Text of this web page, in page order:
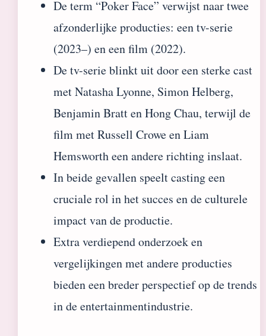
De term “Poker Face” verwijst naar twee
afzonderlijke producties: een tv-serie
(2023–) en een film (2022).
De tv-serie blinkt uit door een sterke cast
met Natasha Lyonne, Simon Helberg,
Benjamin Bratt en Hong Chau, terwijl de
film met Russell Crowe en Liam
Hemsworth een andere richting inslaat.
In beide gevallen speelt casting een
cruciale rol in het succes en de culturele
impact van de productie.
Extra verdiepend onderzoek en
vergelijkingen met andere producties
bieden een breder perspectief op de trends
in de entertainmentindustrie.